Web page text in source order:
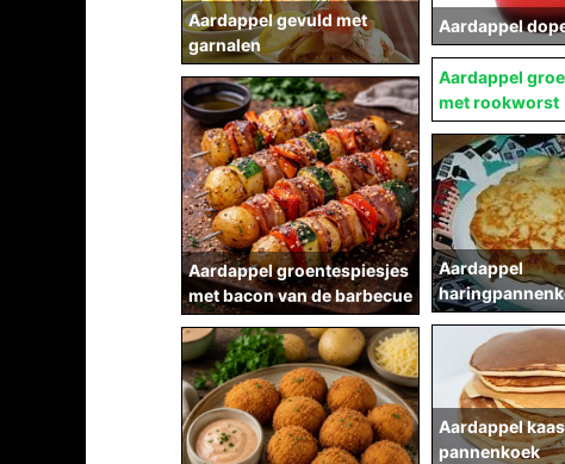
Aardappel
Aardappel gevuld met
garnalen
Aardappel
met rookworst
Aardappel groentespiesjes
met bacon van de barbecue
Aardappel
Aardappel kaas
pannenkoek